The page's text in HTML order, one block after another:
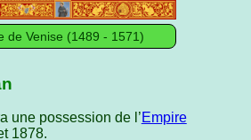
de Venise (1489 - 1571)
une possession de l’Empire
1878.